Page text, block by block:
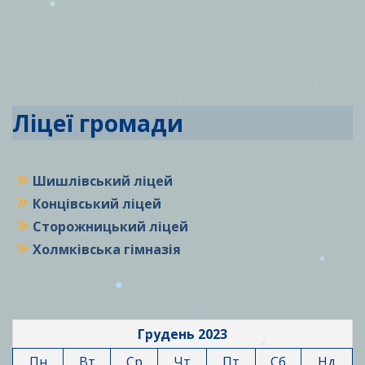
Ліцеї громади
Шишлівський ліцей
Концівський ліцей
Сторожницький ліцей
Холмківська гімназія
Грудень 2023